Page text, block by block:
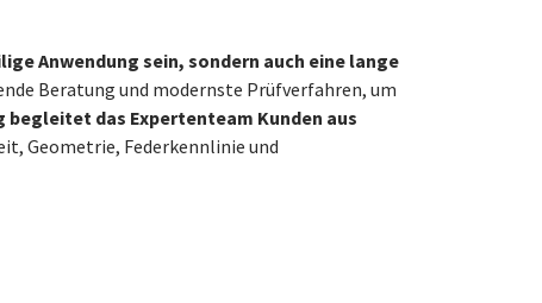
Anwendung sein, sondern auch eine lange
Beratung und modernste Prüfverfahren, um
das Expertenteam Kunden aus
Geometrie, Federkennlinie und